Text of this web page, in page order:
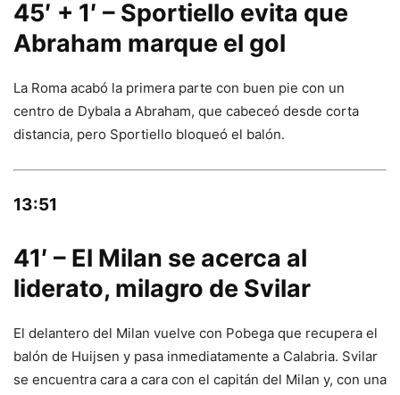
45′ + 1′ – Sportiello evita que
Abraham marque el gol
La Roma acabó la primera parte con buen pie con un
centro de Dybala a Abraham, que cabeceó desde corta
distancia, pero Sportiello bloqueó el balón.
13:51
41′ – El Milan se acerca al
liderato, milagro de Svilar
El delantero del Milan vuelve con Pobega que recupera el
balón de Huijsen y pasa inmediatamente a Calabria. Svilar
se encuentra cara a cara con el capitán del Milan y, con una